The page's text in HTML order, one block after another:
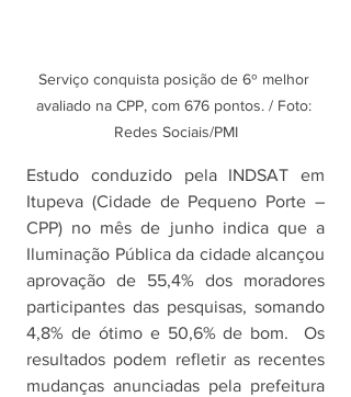
Serviço conquista posição de 6º melhor
avaliado na CPP, com 676 pontos. / Foto:
Redes Sociais/PMI
Estudo conduzido pela INDSAT em
Itupeva (Cidade de Pequeno Porte –
CPP) no mês de junho indica que a
Iluminação Pública da cidade alcançou
aprovação de 55,4% dos moradores
participantes das pesquisas, somando
4,8% de ótimo e 50,6% de bom.  Os
resultados podem refletir as recentes
mudanças anunciadas pela prefeitura